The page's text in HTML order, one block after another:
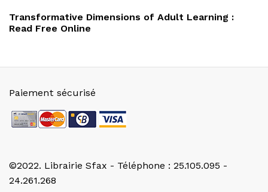
Post
Transformative Dimensions of Adult Learning :
Read Free Online
©2022. Librairie Sfax - Téléphone : 25.105.095 -
24.261.268
Paiement sécurisé